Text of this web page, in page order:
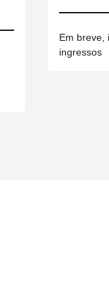
Em breve,
ingressos